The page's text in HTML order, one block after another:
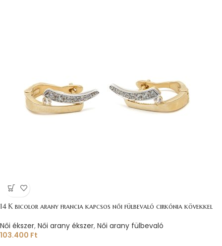
14 K bicolor arany francia kapcsos női fülbevaló cirkónia kövekkel
Női ékszer, Női arany ékszer, Női arany fülbevaló
103.400 Ft